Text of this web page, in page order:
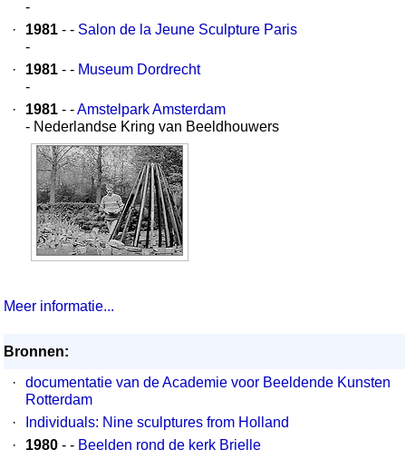
-
·
1981 - - Salon de la Jeune Sculpture Paris
-
·
1981 - - Museum Dordrecht
-
·
1981 - -Amstelpark Amsterdam
- Nederlandse Kring van Beeldhouwers
Meer informatie...
Bronnen:
·
documentatie van de Academie voor Beeldende Kunsten
Rotterdam
·
Individuals: Nine sculptures from Holland
·
1980 - - Beelden rond de kerk Brielle